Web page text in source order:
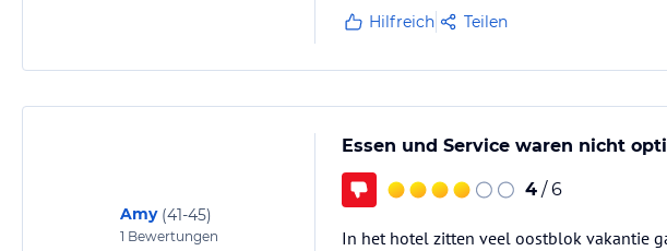
Hilfreich Teilen
Amy (41-45)
1 Bewertungen
Essen und Service waren nicht
4 / 6
In het hotel zitten veel oostblok vakantie